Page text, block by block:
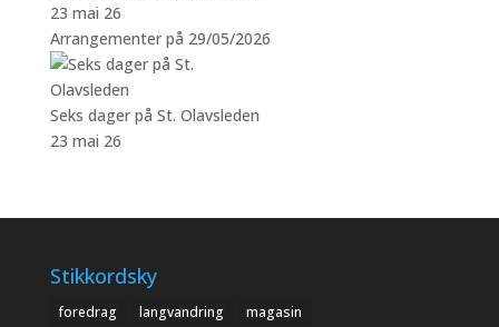
23 mai 26
Arrangementer på 29/05/2026
Seks dager på St. Olavsleden
23 mai 26
Stikkordsky
foredrag langvandring
magasin